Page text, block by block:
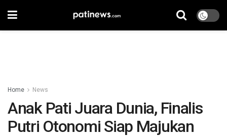
Home News
Anak Pati Juara Dunia, Finalis
Putri Otonomi Siap Majukan